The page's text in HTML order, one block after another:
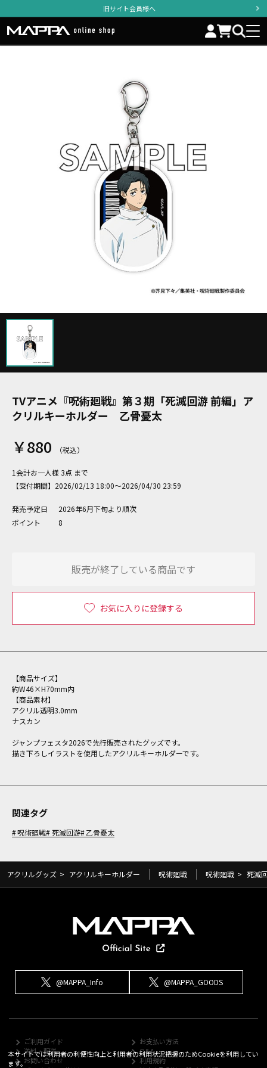
旧サイト会員様へ
TVアニメ『呪術廻戦』第３期「死滅回游 前編」ア
クリルキーホルダー 乙骨憂太
￥880
1会計お一人様 3点 まで
【受付期間】2026/02/13 18:00～2026/04/30 23:59
発売予定日
2026年6月下旬より順次
ポイント
8
お気に入りに登録する
販売が終了している商品です
【商品サイズ】
約W46×H70mm内
【商品素材】
アクリル透明3.0mm
ナスカン
ジャンプフェスタ2026で先行販売されたグッズです。
描き下ろしイラストを使用したアクリルキーホルダーです。
関連タグ
呪術廻戦 死滅回游 乙骨憂太
アクリルグッズ > アクリルキーホルダー 呪術廻戦 呪術廻戦 > 死滅
@MAPPA_Info @MAPPA_GOODS
ご利用ガイド
お支払い方法
送料・配送
Q&A
お問い合わせ
利用規約
本サイトでは利用者の利便性向上と利用者の利用状況把握のためCookieを利用してい
ます。